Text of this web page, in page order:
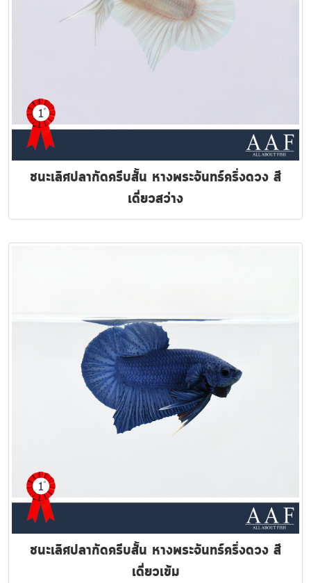
ชนะเลิศปลากัดครีบสั้น หางพระจันทร์ครึ่งดวง สี
เดี่ยวสว่าง
ชนะเลิศปลากัดครีบสั้น หางพระจันทร์ครึ่งดวง สี
เดี่ยวเข้ม